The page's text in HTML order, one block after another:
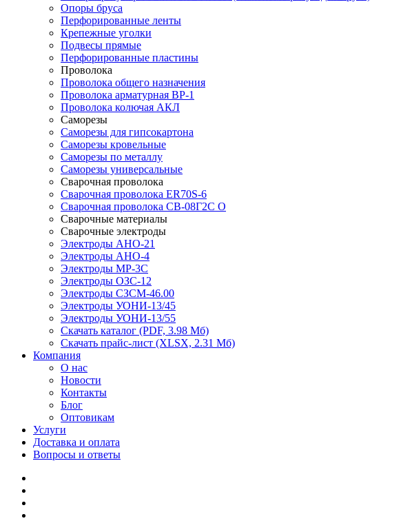
Опоры бруса
Перфорированные ленты
Крепежные уголки
Подвесы прямые
Перфорированные пластины
Проволока
Проволока общего назначения
Проволока арматурная ВР-1
Проволока колючая АКЛ
Саморезы
Саморезы для гипсокартона
Саморезы кровельные
Саморезы по металлу
Саморезы универсальные
Сварочная проволока
Сварочная проволока ER70S-6
Сварочная проволока СВ-08Г2С О
Сварочные материалы
Сварочные электроды
Электроды АНО-21
Электроды АНО-4
Электроды МР-3С
Электроды ОЗС-12
Электроды СЗСМ-46.00
Электроды УОНИ-13/45
Электроды УОНИ-13/55
Скачать каталог (PDF, 3.98 Мб)
Скачать прайс-лист (XLSX, 2.31 Мб)
Компания
О нас
Новости
Контакты
Блог
Оптовикам
Услуги
Доставка и оплата
Вопросы и ответы